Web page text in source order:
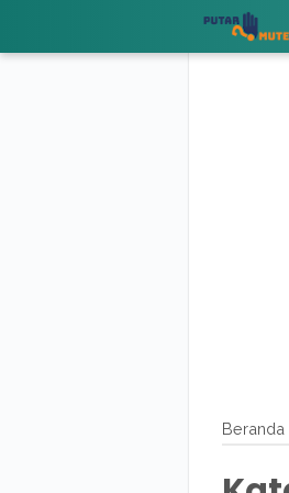
Beranda